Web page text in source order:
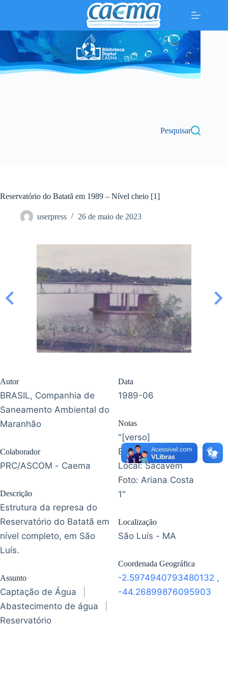
conteúdo
Pesquisar
Reservatório do Batatã em 1989 – Nível cheio [1]
userpress 26 de maio de 2023
Autor
BRASIL, Companhia de
Saneamento Ambiental do
Maranhão
Colaborador
PRC/ASCOM - Caema
Descrição
Estrutura da represa do
Reservatório do Batatã em
nível completo, em São
Luís.
Assunto
Captação de Água
Abastecimento de água
Reservatório
Data
1989-06
Notas
"[verso]
Batratã 05.06.89
Local: Sacavém
Foto: Ariana Costa
1"
Localização
São Luís - MA
Coordenada Geográfica
-2.5974940793480132 ,
-44.26899876095903